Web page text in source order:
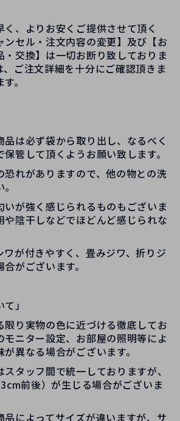
、よりお安くご提供させて頂く
ンセル・注文内容の変更】及び【お
交換】は一切お断り致しておりま
ご注文詳細を十分にご確認頂きま
。
は必ず袋から取り出し、なるべく
管して頂くようお願い致します。
れがありますので、他の物との洗
が強く感じられるものもございま
や陰干しなどでほどんど感じられな
が付きやすく、畳みジワ、折りジ
がございます。
」
り実物の色に近づける徹底してお
モニター設定、お部屋の照明等によ
異なる場合がございます。
タッフ間で統一しておりますが、
前後）が生じる場合がございま
によってサイズが違いますが、サ